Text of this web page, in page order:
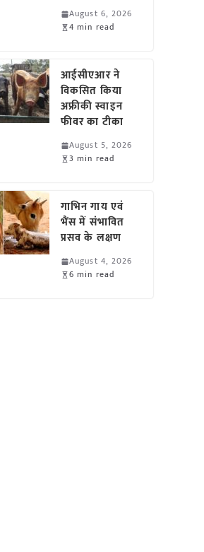
August 6, 2026
4 min read
आईसीएआर ने
विकसित किया
अफ्रीकी स्वाइन
फीवर का टीका
August 5, 2026
3 min read
गाभिन गाय एवं
भैंस में संभावित
प्रसव के लक्षण
August 4, 2026
6 min read